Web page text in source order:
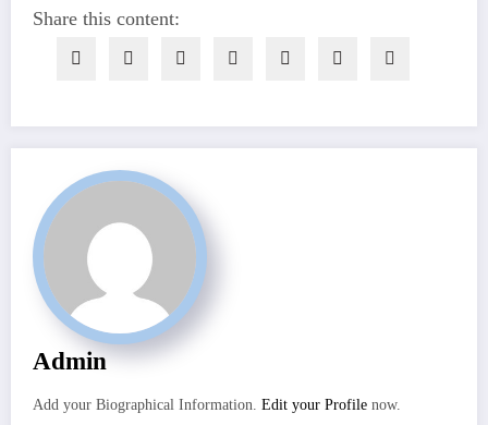
Share this content:
Admin
Add your Biographical Information. Edit your Profile now.